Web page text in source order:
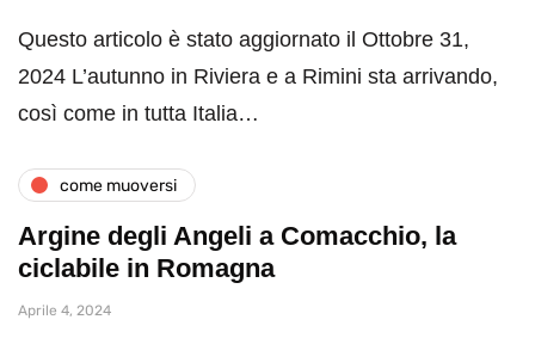
Questo articolo è stato aggiornato il Ottobre 31,
2024 L’autunno in Riviera e a Rimini sta arrivando,
così come in tutta Italia…
come muoversi
Argine degli Angeli a Comacchio, la
ciclabile in Romagna
Aprile 4, 2024